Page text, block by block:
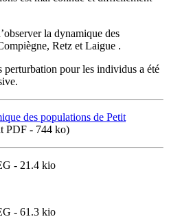
la dynamique des
Retz et Laigue .
perturbation pour les individus a été
des populations de Petit
PDF - 744 ko)